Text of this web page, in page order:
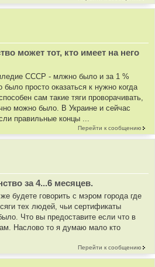
может тот, кто имеет на него
СССР - млжно было и за 1 %
было просто оказаться к нужно когда
сам такие тяги проворачивать,
можно было. В Украине и сейчас
правильные концы ...
Перейти к сообщению
за 4...6 месяцев.
будете говорить с мэром города где
тех людей, чьи сертификаты
Что вы предоставите если что в
Наслово то я думаю мало кто
Перейти к сообщению